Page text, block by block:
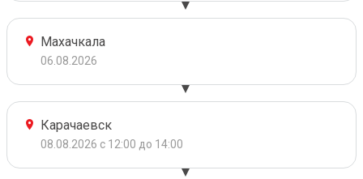
Махачкала
06.08.2026
Карачаевск
08.08.2026 с 12:00 до 14:00